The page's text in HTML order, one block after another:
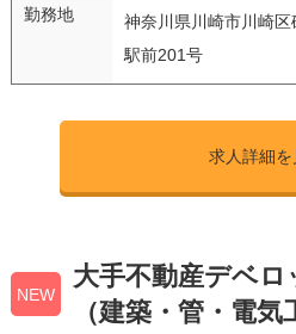
勤務地
神奈川県川崎市川崎
駅前201号
求人詳細を
NEW
大手不動産デベロ
（建築・管・電気